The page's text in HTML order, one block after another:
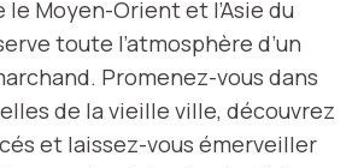
Moyen-Orient et l’Asie du
toute l’atmosphère d’un
Promenez-vous dans
de la vieille ville, découvrez
et laissez-vous émerveiller